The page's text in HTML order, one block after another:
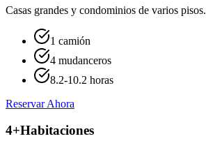
Casas grandes y condominios de varios pisos.
1 camión
4 mudanceros
8.2-10.2 horas
Reservar Ahora
4+Habitaciones